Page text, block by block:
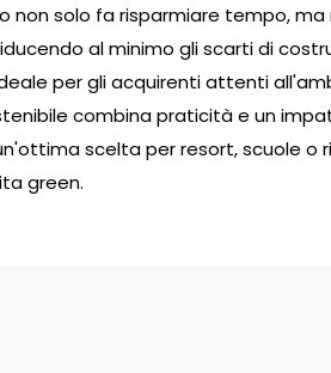
non solo fa risparmiare tempo,
al minimo gli scarti di
per gli acquirenti attenti
combina praticità e un
scelta per resort, scuole o
green.